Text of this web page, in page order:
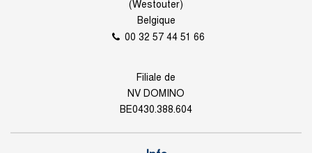
(Westouter)
Belgique
00 32 57 44 51 66
Filiale de
NV DOMINO
BE0430.388.604